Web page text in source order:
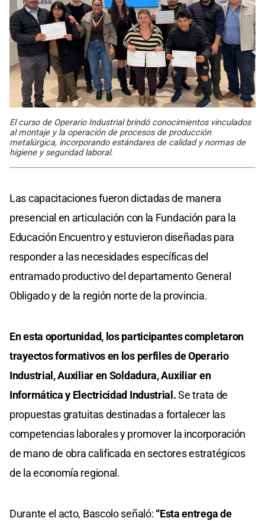
El curso de Operario Industrial brindó conocimientos vinculados
al montaje y la operación de procesos de producción
metalúrgica, incorporando estándares de calidad y normas de
higiene y seguridad laboral.
Las capacitaciones fueron dictadas de manera
presencial en articulación con la Fundación para la
Educación Encuentro y estuvieron diseñadas para
responder a las necesidades específicas del
entramado productivo del departamento General
Obligado y de la región norte de la provincia.
En esta oportunidad, los participantes completaron
trayectos formativos en los perfiles de Operario
Industrial, Auxiliar en Soldadura, Auxiliar en
Informática y Electricidad Industrial.Se trata de
propuestas gratuitas destinadas a fortalecer las
competencias laborales y promover la incorporación
de mano de obra calificada en sectores estratégicos
de la economía regional.
Durante el acto, Bascolo señaló: “Esta entrega de